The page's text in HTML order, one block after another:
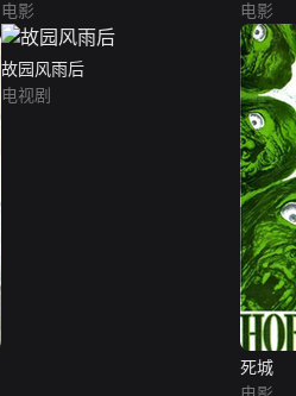
电影
电影
故园风雨后
电视剧
死城